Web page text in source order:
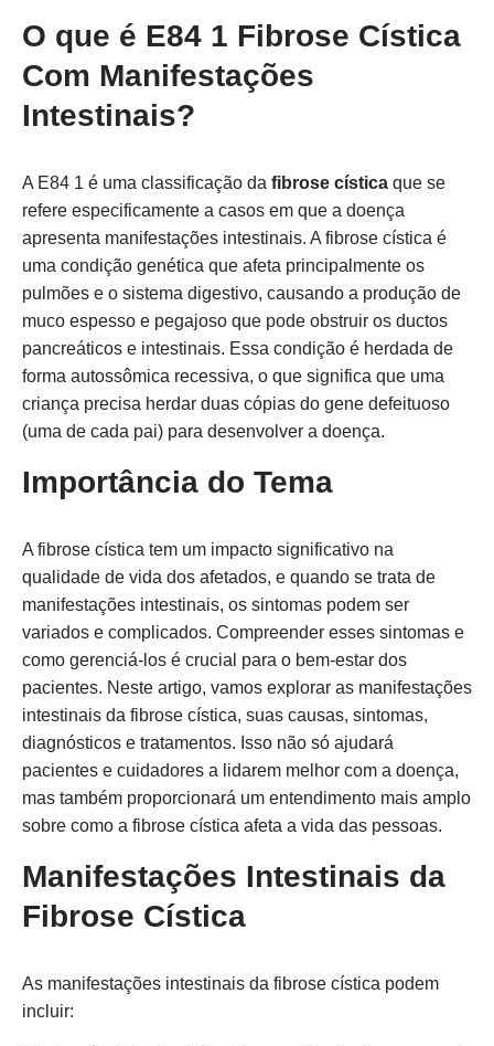
O que é E84 1 Fibrose Cística
Com Manifestações
Intestinais?
A E84 1 é uma classificação da fibrose cística que se
refere especificamente a casos em que a doença
apresenta manifestações intestinais. A fibrose cística é
uma condição genética que afeta principalmente os
pulmões e o sistema digestivo, causando a produção de
muco espesso e pegajoso que pode obstruir os ductos
pancreáticos e intestinais. Essa condição é herdada de
forma autossômica recessiva, o que significa que uma
criança precisa herdar duas cópias do gene defeituoso
(uma de cada pai) para desenvolver a doença.
Importância do Tema
A fibrose cística tem um impacto significativo na
qualidade de vida dos afetados, e quando se trata de
manifestações intestinais, os sintomas podem ser
variados e complicados. Compreender esses sintomas e
como gerenciá-los é crucial para o bem-estar dos
pacientes. Neste artigo, vamos explorar as manifestações
intestinais da fibrose cística, suas causas, sintomas,
diagnósticos e tratamentos. Isso não só ajudará
pacientes e cuidadores a lidarem melhor com a doença,
mas também proporcionará um entendimento mais amplo
sobre como a fibrose cística afeta a vida das pessoas.
Manifestações Intestinais da
Fibrose Cística
As manifestações intestinais da fibrose cística podem
incluir: